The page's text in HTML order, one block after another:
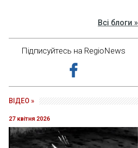
Всі блоги »
Підписуйтесь на RegioNews
ВІДЕО »
27 квітня 2026